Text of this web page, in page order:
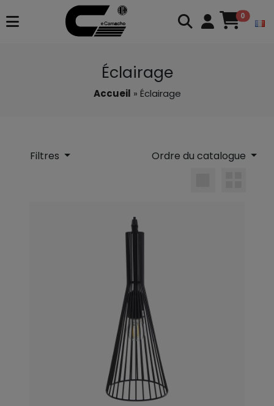
0
Éclairage
Accueil » Éclairage
Filtres Ordre du catalogue